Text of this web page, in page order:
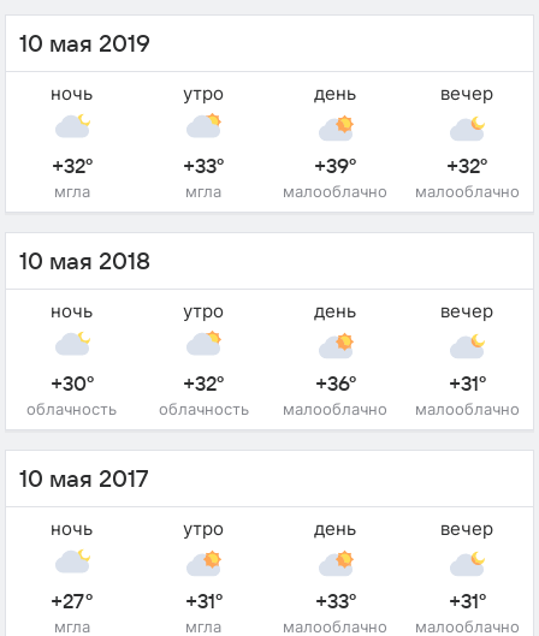
10 мая 2019
ночь
+32°
мгла
утро
+33°
мгла
день
+39°
малооблачно
вечер
+32°
малооблачно
10 мая 2018
ночь
+30°
облачность
утро
+32°
облачность
день
+36°
малооблачно
вечер
+31°
малооблачно
10 мая 2017
ночь
+27°
мгла
утро
+31°
мгла
день
+33°
малооблачно
вечер
+31°
малооблачно